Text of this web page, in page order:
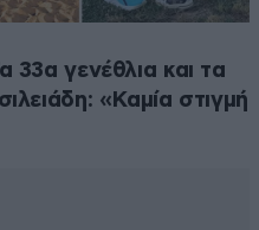
33α γενέθλια και τα
«Καμία στιγμή